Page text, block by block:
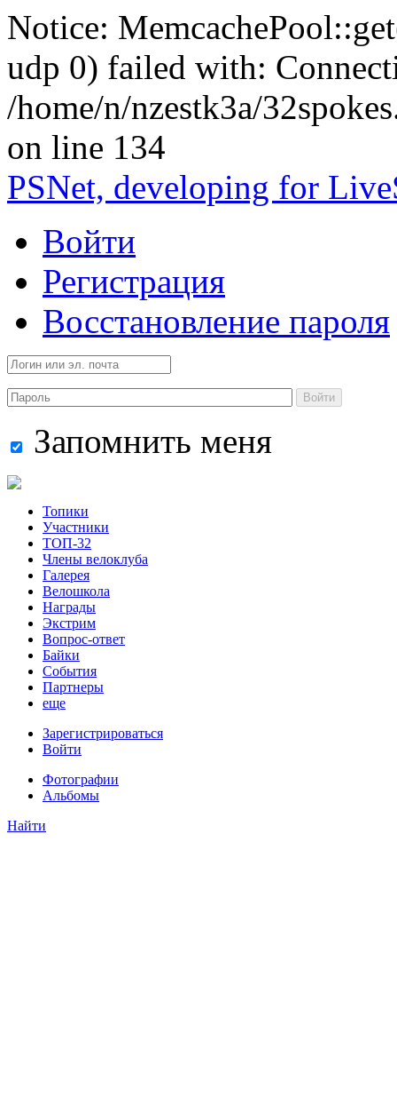
Notice:
udp 0) failed with:
/home/n/nzestk3a/
on line 134
PSNet, developing for
Войти
Регистрация
Восстановление пароля
Войти
Запомнить меня
Топики
Участники
ТОП-32
Члены велоклуба
Галерея
Велошкола
Награды
Экстрим
Вопрос-ответ
Байки
События
Партнеры
еще
Зарегистрироваться
Войти
Фотографии
Альбомы
Найти